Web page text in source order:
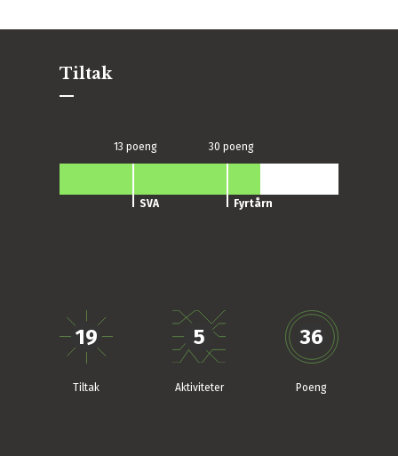
Tiltak
13 poeng
Fyrtårn
30 poeng
19
Tiltak
5
Aktiviteter
36
Poeng